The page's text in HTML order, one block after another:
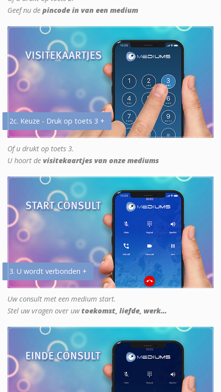
Geef nu de pincode in van een medium
2c. Keuze - Druk op toets 3 +
Of u drukt op toets 3.
U hoort de visitekaartjes van onze mediums
3. U wordt verbonden +
Uw consult met een medium start.
Stel uw vragen over uwtoekomst, liefde, werk...